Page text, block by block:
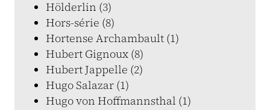
Hölderlin (3)
Hors-série (8)
Hortense Archambault (1)
Hubert Gignoux (8)
Hubert Jappelle (2)
Hugo Salazar (1)
Hugo von Hoffmannsthal (1)